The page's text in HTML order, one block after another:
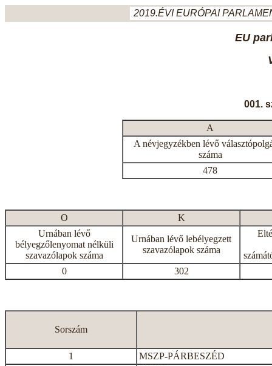
2019.ÉVI EURÓPAI
EU
001.
A
A névjegyzékben lévő
száma
478
O
K
Urnában lévő
bélyegzőlenyomat nélküli
szavazólapok száma
Urnában lévő lebélyegzett
szavazólapok száma
0
302
Sorszám
1
MSZP-PÁRBESZÉD